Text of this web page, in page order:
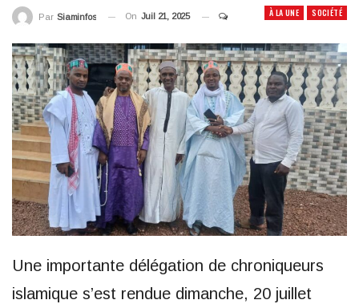
À LA UNE SOCIÉTÉ
Par Siaminfos On Juil 21, 2025
Une importante délégation de chroniqueurs
islamique s’est rendue dimanche, 20 juillet